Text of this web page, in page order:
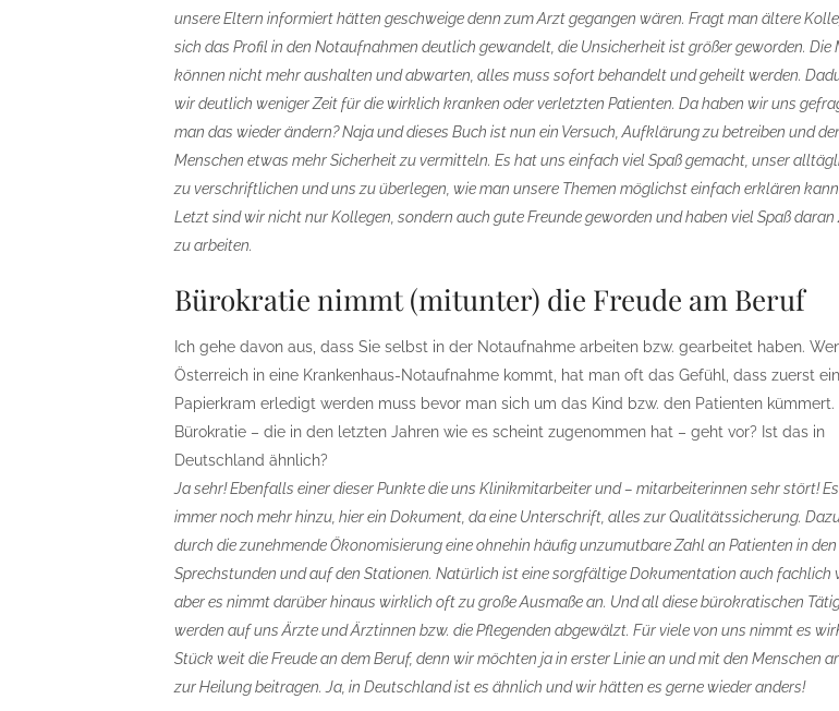
unsere Eltern informiert hätten geschweige denn zum Arzt gegangen wären. Fragt man ältere
sich das Profil in den Notaufnahmen deutlich gewandelt, die Unsicherheit ist größer geworden. Die
können nicht mehr aushalten und abwarten, alles muss sofort behandelt und geheilt werden.
wir deutlich weniger Zeit für die wirklich kranken oder verletzten Patienten. Da haben wir uns
man das wieder ändern? Naja und dieses Buch ist nun ein Versuch, Aufklärung zu betreiben und
Menschen etwas mehr Sicherheit zu vermitteln. Es hat uns einfach viel Spaß gemacht, unser
zu verschriftlichen und uns zu überlegen, wie man unsere Themen möglichst einfach erklären
Letzt sind wir nicht nur Kollegen, sondern auch gute Freunde geworden und haben viel Spaß daran
zu arbeiten.
Bürokratie nimmt (mitunter) die Freude am Beruf
Ich gehe davon aus, dass Sie selbst in der Notaufnahme arbeiten bzw. gearbeitet haben.
Österreich in eine Krankenhaus-Notaufnahme kommt, hat man oft das Gefühl, dass zuerst
Papierkram erledigt werden muss bevor man sich um das Kind bzw. den Patienten
Bürokratie – die in den letzten Jahren wie es scheint zugenommen hat – geht vor? Ist das in
Deutschland ähnlich?
Ja sehr! Ebenfalls einer dieser Punkte die uns Klinikmitarbeiter und – mitarbeiterinnen sehr stört!
immer noch mehr hinzu, hier ein Dokument, da eine Unterschrift, alles zur Qualitätssicherung.
durch die zunehmende Ökonomisierung eine ohnehin häufig unzumutbare Zahl an Patienten in den
Sprechstunden und auf den Stationen. Natürlich ist eine sorgfältige Dokumentation auch fachlich
aber es nimmt darüber hinaus wirklich oft zu große Ausmaße an. Und all diese bürokratischen
werden auf uns Ärzte und Ärztinnen bzw. die Pflegenden abgewälzt. Für viele von uns nimmt es
Stück weit die Freude an dem Beruf, denn wir möchten ja in erster Linie an und mit den Menschen
zur Heilung beitragen. Ja, in Deutschland ist es ähnlich und wir hätten es gerne wieder anders!